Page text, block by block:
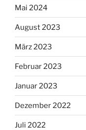
Mai 2024
August 2023
März 2023
Februar 2023
Januar 2023
Dezember 2022
Juli 2022